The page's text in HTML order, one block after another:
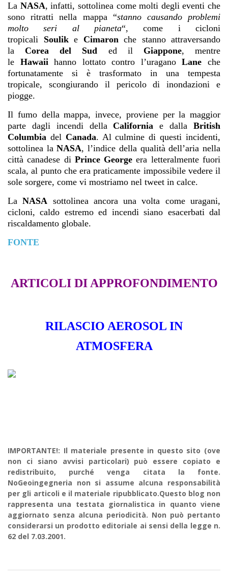
La NASA, infatti, sottolinea come molti degli eventi che
sono ritratti nella mappa “stanno causando problemi
molto seri al pianeta“, come i cicloni
tropicali Soulike Cimaronche stanno attraversando
laCorea del Sud ed il Giappone, mentre
le Hawaiihanno lottato contro l’uraganoLane che
fortunatamente si è trasformato in una tempesta
tropicale, scongiurando il pericolo di inondazioni e
piogge.
Il fumo della mappa, invece, proviene per la maggior
parte dagli incendi dellaCalifornia e dallaBritish
Columbia del Canada. Al culmine di questi incidenti,
sottolinea laNASA, l’indice della qualità dell’aria nella
città canadese di Prince George era letteralmente fuori
scala, al punto che era praticamente impossibile vedere il
sole sorgere, come vi mostriamo nel tweet in calce.
LaNASA sottolinea ancora una volta come uragani,
cicloni, caldo estremo ed incendi siano esacerbati dal
riscaldamento globale.
FONTE
ARTICOLI DI APPROFONDIMENTO
RILASCIO AEROSOL IN
ATMOSFERA
IMPORTANTE!: Il materiale presente in questo sito (ove
non ci siano avvisi particolari) può essere copiato e
redistribuito, purché venga citata la fonte.
NoGeoingegneria non si assume alcuna responsabilità
per gli articoli e il materiale ripubblicato.Questo blog non
rappresenta una testata giornalistica in quanto viene
aggiornato senza alcuna periodicità. Non può pertanto
considerarsi un prodotto editoriale ai sensi della legge n.
62 del 7.03.2001.